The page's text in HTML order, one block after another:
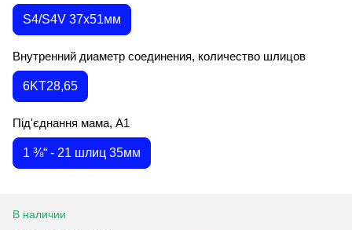
S4/S4V 37x51мм
Внутренний диаметр соединения, количество шлицов
6KT28,65
Під'єднання мама, А1
1 ⅜“ - 21 шлиц 35мм
В наличии